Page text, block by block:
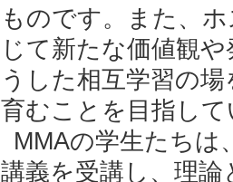
ものです。また、
じて新たな価値観
うした相互学習の
育むことを目指し
MMAの学生たちは
講義を受講し、理